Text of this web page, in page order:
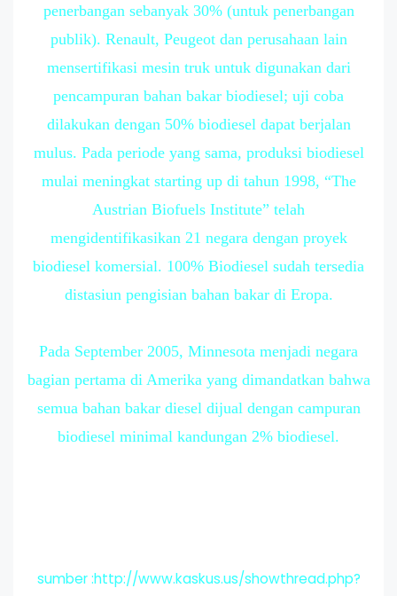
penerbangan sebanyak 30% (untuk penerbangan
publik). Renault, Peugeot dan perusahaan lain
mensertifikasi mesin truk untuk digunakan dari
pencampuran bahan bakar biodiesel; uji coba
dilakukan dengan 50% biodiesel dapat berjalan
mulus. Pada periode yang sama, produksi biodiesel
mulai meningkat starting up di tahun 1998, “The
Austrian Biofuels Institute” telah
mengidentifikasikan 21 negara dengan proyek
biodiesel komersial. 100% Biodiesel sudah tersedia
distasiun pengisian bahan bakar di Eropa.
Pada September 2005, Minnesota menjadi negara
bagian pertama di Amerika yang dimandatkan bahwa
semua bahan bakar diesel dijual dengan campuran
biodiesel minimal kandungan 2% biodiesel.
sumber :http://www.kaskus.us/showthread.php?